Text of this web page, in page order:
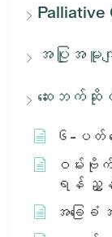
Palliative
အပြုအမူကျ
ဆေးဘက်ဆိုင်
၆-ပတ်
ဝမ်းဗိုက်
ရန် ညွှန်က
အခြေ